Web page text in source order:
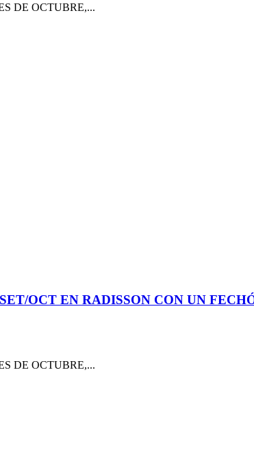
DE OCTUBRE,...
OCT EN RADISSON CON UN
DE OCTUBRE,...